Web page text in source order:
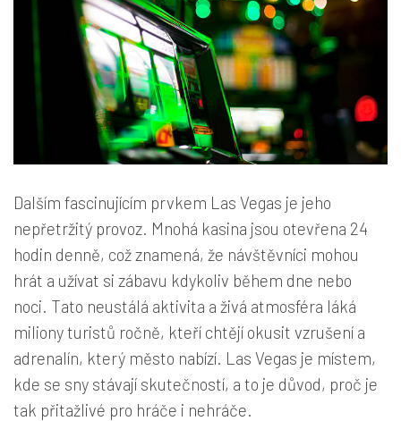
Dalším fascinujícím prvkem Las Vegas je jeho
nepřetržitý provoz. Mnohá kasina jsou otevřena 24
hodin denně, což znamená, že návštěvníci mohou
hrát a užívat si zábavu kdykoliv během dne nebo
noci. Tato neustálá aktivita a živá atmosféra láká
miliony turistů ročně, kteří chtějí okusit vzrušení a
adrenalín, který město nabízí. Las Vegas je místem,
kde se sny stávají skutečností, a to je důvod, proč je
tak přitažlivé pro hráče i nehráče.